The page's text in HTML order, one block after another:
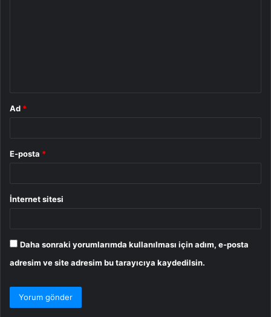
Ad *
E-posta *
İnternet sitesi
Daha sonraki yorumlarımda kullanılması için adım, e-posta
adresim ve site adresim bu tarayıcıya kaydedilsin.